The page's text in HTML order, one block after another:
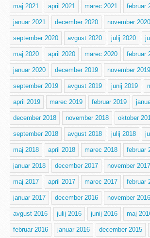
maj 2021 april 2021 marec 2021 februar
januar 2021 december 2020 november 2020
september 2020 avgust 2020 julij 2020
maj 2020 april 2020 marec 2020 februar
januar 2020 december 2019 november 2019
september 2019 avgust 2019 junij 2019
april 2019 marec 2019 februar 2019
december 2018 november 2018 oktober
september 2018 avgust 2018 julij 2018
maj 2018 april 2018 marec 2018 februar
januar 2018 december 2017 november 2017
maj 2017 april 2017 marec 2017 februar
januar 2017 december 2016 november 2016
avgust 2016 julij 2016 junij 2016 maj
februar 2016 januar 2016 december 2015